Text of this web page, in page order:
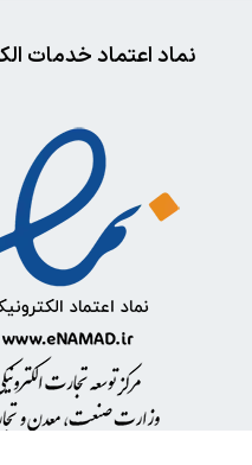
نماد اعتماد خدمات